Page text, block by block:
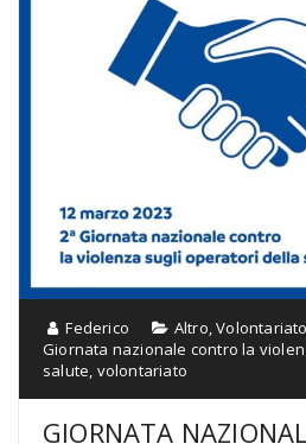
Federico Altro,Volontariato
Giornata nazionale contro la
salute, volontariato
GIORNATA